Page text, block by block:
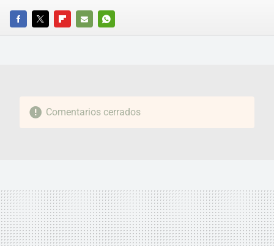
FACEBOOKTWITTERFLIPBOARD
E-
WHATSAPP
Comentarios cerrados